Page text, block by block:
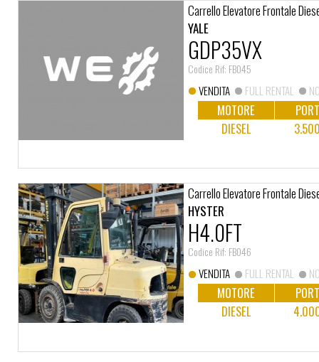
Carrello Elevatore Frontale
YALE
GDP35VX
Codice Rif: FB045
VENDITA FULL RENTAL
MOTORE
DIESEL
Carrello Elevatore Frontale
HYSTER
H4.0FT
Codice Rif: FB046
VENDITA FULL RENTAL
MOTORE
DIESEL